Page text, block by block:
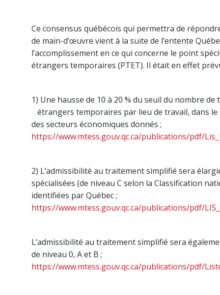
Ce consensus québécois qui permettra de
de main-d’œuvre vient à la suite de l’entente
l’accomplissement en ce qui concerne le point
étrangers temporaires (PTET). Il était en effet
1) Une hausse de 10 à 20 % du seuil du nombre
étrangers temporaires par lieu de travail, dans le
des secteurs économiques donnés ;
https://www.mtess.gouv.qc.ca/publications/pdf/
2) L’admissibilité au traitement simplifié sera
spécialisées (de niveau C selon la Classification
identifiées par Québec ;
https://www.mtess.gouv.qc.ca/publications/pdf/
L’admissibilité au traitement simplifié sera
de niveau 0, A et B ;
https://www.mtess.gouv.qc.ca/publications/pdf/